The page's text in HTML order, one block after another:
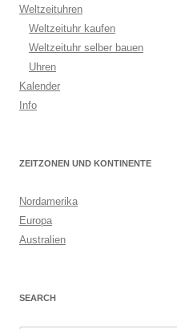
Weltzeituhren
Weltzeituhr kaufen
Weltzeituhr selber bauen
Uhren
Kalender
Info
ZEITZONEN UND KONTINENTE
Nordamerika
Europa
Australien
SEARCH